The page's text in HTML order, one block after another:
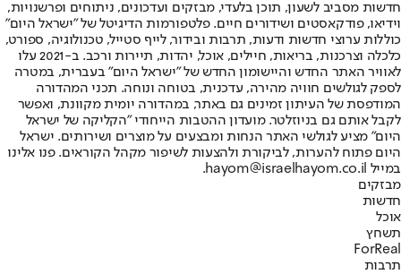
חדשות מסביב לשעון, תוכן בלעדי, מבזקים ועדכונים, ניתוחים ופרשנויות,
וידיאו, פודקאסטים ושידורים חיים. פלטפורמות הדיגיטל של "ישראל היום"
כוללות ערוצי חדשות ודעות, תרבות ובידור, לייף סטייל, טכנולוגיה, ספורט,
כלכלה וצרכנות, בריאות, חיילים, אוכל, יהדות, תיירות ורכב. ב-2021 עלו
לאוויר האתר החדש והיישומון החדש של "ישראל היום" בעברית, במטרה
לספק לגולשים חוויה מהירה, עדכנית, בטוחה ונוחה. תכני המהדורה
המודפסת של העיתון זמינים גם באתר, במהדורה יומית מקוונת, ואפשר
לקבל אותם גם בניוזלטר. מועדון ההטבות הייחודי "הקליקה של ישראל
היום" מציע לגולשי האתר הנחות ומבצעים על מוצרים ושירותים. ישראל
היום פתוח להערות, לביקורת ולהצעות לשיפור מקהל הקוראים. פנו אלינו
במייל hayom@israelhayom.co.il.
מבזקים
חדשות
אוכל
תשחץ
ForReal
תרבות